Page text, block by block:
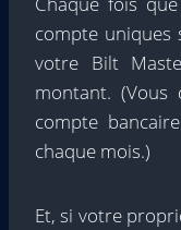
compte uniques
votre Bilt
montant. (Vous
compte
chaque mois.)
Et, si votre